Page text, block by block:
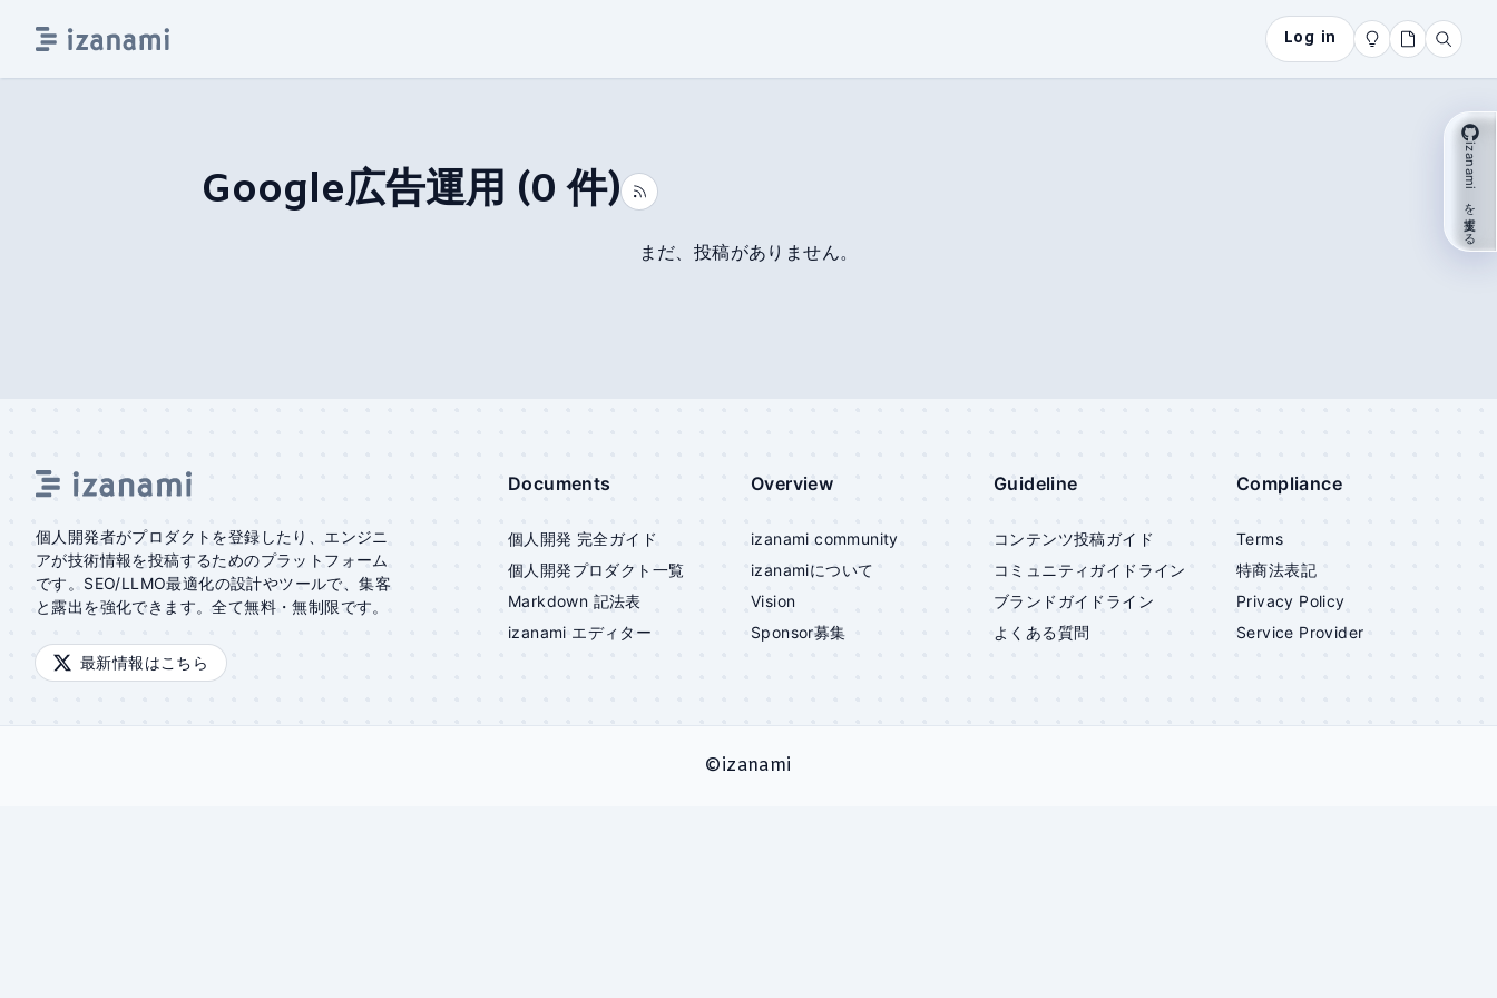
Log in
Google広告運用 (0 件)
まだ、投稿がありません。
個人開発者がプロダクトを登録したり、エンジニ
アが技術情報を投稿するためのプラットフォーム
です。SEO/LLMO最適化の設計やツールで、集客
と露出を強化できます。全て無料・無制限です。
最新情報はこちら
Documents
個人開発 完全ガイド
個人開発プロダクト一覧
Markdown 記法表
izanami エディター
Overview
izanami community
izanamiについて
Vision
Sponsor募集
Guideline
コンテンツ投稿ガイド
コミュニティガイドライン
ブランドガイドライン
よくある質問
Compliance
Terms
特商法表記
Privacy Policy
Service Provider
©izanami
izanami を支援する